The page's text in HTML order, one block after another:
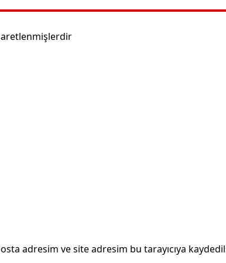
adresim ve site adresim bu tarayıcıya